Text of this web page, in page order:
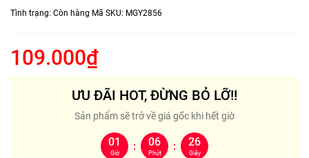
Tình trạng: Còn hàng Mã SKU: MGY2856
109.000₫
ƯU ĐÃI HOT, ĐỪNG BỎ LỠ!!
Sản phẩm sẽ trở về giá gốc khi hết giờ
01
Giờ
: 06
Phút
: 25
Giây